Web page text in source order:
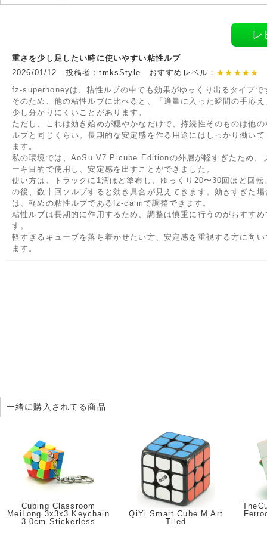
レ
重さを少し足したい時に使いやすい粘性ルブ
2026/01/12 投稿者：tmksStyle おすすめレベル： ★★★★★
fz‑superhoneyは、粘性ルブの中でも効果がゆっくり出るタイプで
そのため、他の粘性ルブに比べると、「適量に入った瞬間の手応え
少し分かりにくいことがあります。
ただし、これは効き始めが穏やかなだけで、持続性そのものは他の
ルブと同じくらい。長期的な安定感を作る用途にはしっかり働いて
ます。
私の環境では、AoSu V7 Picube Editionの外層が軽すぎたため、
ーキ目的で使用し、安定感を出すことができました。
使い方は、トラックに1滴ほど塗布し、ゆっくり20〜30回ほど回転
の後、数十回ソルブすると効き具合が見えてきます。効きすぎた場
は、軽めの粘性ルブであるfz‑calmで調整できます。
粘性ルブは長期的に作用するため、調整は慎重に行うのがおすすめ
す。
軽すぎるキューブを落ち着かせたい方、安定感を重視する方に向い
ます。
一緒に購入されてる商品
Cubing Classroom
MeiLong 3x3x3 Keychain
3.0cm Stickerless
QiYi Smart Cube M Art
Tiled